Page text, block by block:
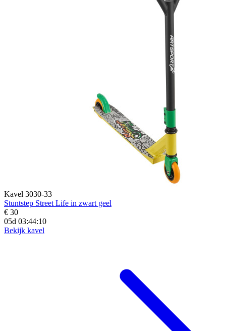
Kavel 3030-33
Stuntstep Street Life in zwart geel
€ 30
05d 03:44:09
Bekijk kavel